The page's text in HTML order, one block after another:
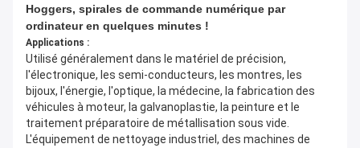
Hoggers, spirales de commande numérique par
ordinateur en quelques minutes !
Applications :
Utilisé généralement dans le matériel de précision,
l'électronique, les semi-conducteurs, les montres, les
bijoux, l'énergie, l'optique, la médecine, la fabrication des
véhicules à moteur, la galvanoplastie, la peinture et le
traitement préparatoire de métallisation sous vide.
L'équipement de nettoyage industriel, des machines de